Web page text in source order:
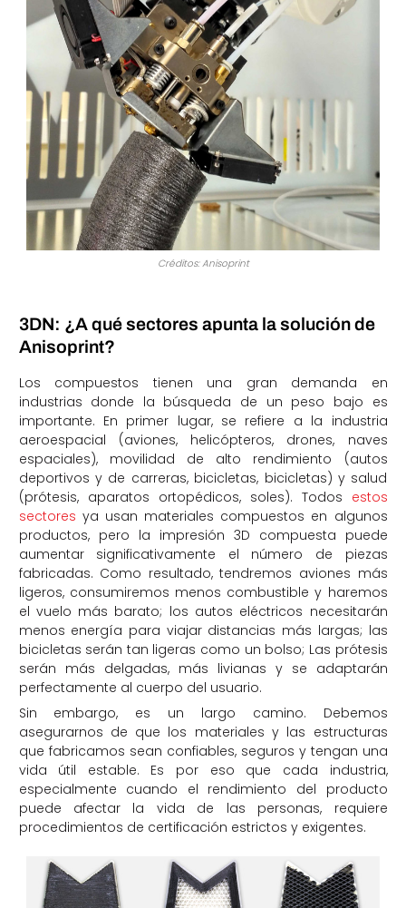
Créditos: Anisoprint
3DN: ¿A qué sectores apunta la solución de
Anisoprint?
Los compuestos tienen una gran demanda en
industrias donde la búsqueda de un peso bajo es
importante. En primer lugar, se refiere a la industria
aeroespacial (aviones, helicópteros, drones, naves
espaciales), movilidad de alto rendimiento (autos
deportivos y de carreras, bicicletas, bicicletas) y salud
(prótesis, aparatos ortopédicos, soles). Todos estos
sectores ya usan materiales compuestos en algunos
productos, pero la impresión 3D compuesta puede
aumentar significativamente el número de piezas
fabricadas. Como resultado, tendremos aviones más
ligeros, consumiremos menos combustible y haremos
el vuelo más barato; los autos eléctricos necesitarán
menos energía para viajar distancias más largas; las
bicicletas serán tan ligeras como un bolso; Las prótesis
serán más delgadas, más livianas y se adaptarán
perfectamente al cuerpo del usuario.
Sin embargo, es un largo camino. Debemos
asegurarnos de que los materiales y las estructuras
que fabricamos sean confiables, seguros y tengan una
vida útil estable. Es por eso que cada industria,
especialmente cuando el rendimiento del producto
puede afectar la vida de las personas, requiere
procedimientos de certificación estrictos y exigentes.